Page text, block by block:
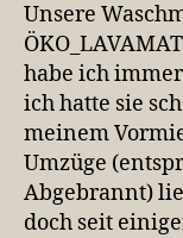
Unsere
habe ich
ich hatte sie
meinem
Umzüge
Abgebrannt)
doch seit